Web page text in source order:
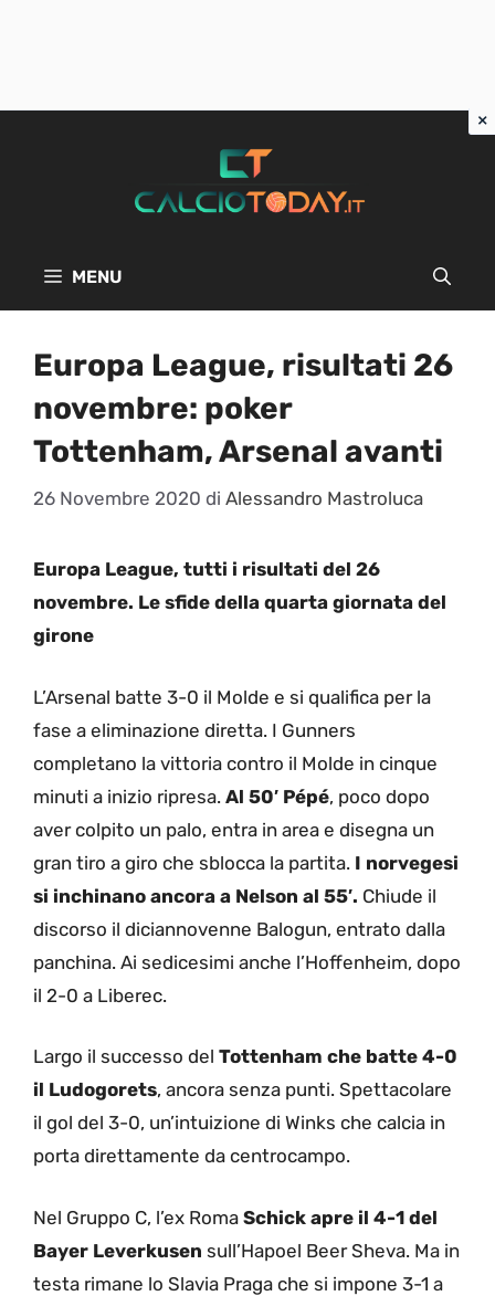
MENU
Europa League, risultati 26
novembre: poker
Tottenham, Arsenal avanti
26 Novembre 2020 di Alessandro Mastroluca
Europa League, tutti i risultati del 26
novembre. Le sfide della quarta giornata del
girone
L’Arsenal batte 3-0 il Molde e si qualifica per la
fase a eliminazione diretta. I Gunners
completano la vittoria contro il Molde in cinque
minuti a inizio ripresa. Al 50′ Pépé, poco dopo
aver colpito un palo, entra in area e disegna un
gran tiro a giro che sblocca la partita. I norvegesi
si inchinano ancora a Nelson al 55′. Chiude il
discorso il diciannovenne Balogun, entrato dalla
panchina. Ai sedicesimi anche l’Hoffenheim, dopo
il 2-0 a Liberec.
Largo il successo del Tottenham che batte 4-0
il Ludogorets, ancora senza punti. Spettacolare
il gol del 3-0, un’intuizione di Winks che calcia in
porta direttamente da centrocampo.
Nel Gruppo C, l’ex Roma Schick apre il 4-1 del
Bayer Leverkusen sull’Hapoel Beer Sheva. Ma in
testa rimane lo Slavia Praga che si impone 3-1 a